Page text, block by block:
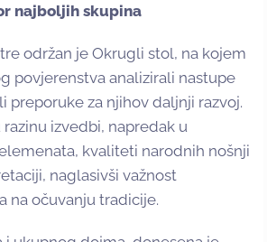
najboljih skupina
održan je Okrugli stol, na kojem
povjerenstva analizirali nastupe
preporuke za njihov daljnji razvoj.
izvedbi, napredak u
kvaliteti narodnih nošnji
naglasivši važnost
na očuvanju tradicije.